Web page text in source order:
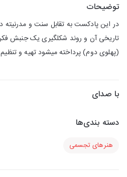
توضیحات
در این پادکست به تقابل سنت و مدرنیته
(پهلوی دوم) پرداخته میشود تهیه و
با صدای
دسته بندی‌ها
هنرهای تجسمی